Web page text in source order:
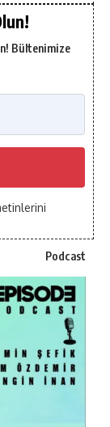
Bültenimize
Podcast